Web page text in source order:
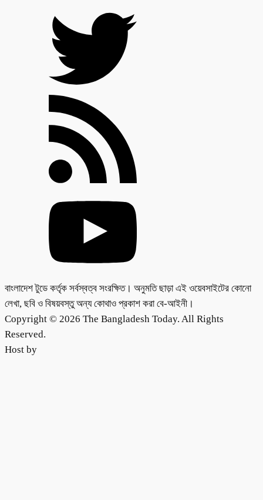
বাংলাদেশ টুডে কর্তৃক সর্বস্বত্ব সংরক্ষিত। অনুমতি ছাড়া এই ওয়েবসাইটের কোনো
লেখা, ছবি ও বিষয়বস্তু অন্য কোথাও প্রকাশ করা বে-আইনী।
Copyright © 2026 The Bangladesh Today. All Rights
Reserved.
Host by